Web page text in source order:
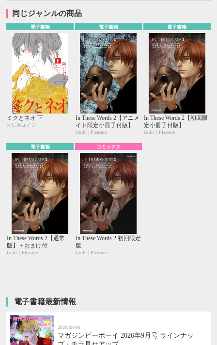
同じジャンルの商品
電子書籍
ミクとネオ 下
阿仁谷ユイジ
電子書籍
In These Words 2【アニメ
イト限定小冊子付版】
Guilt｜Pleasure
電子書籍
In These Words 2【初回限
定小冊子付版】
Guilt｜Pleasure
電子書籍
In These Words 2【通常
版】＋おまけ付
Guilt｜Pleasure
コミックス
In These Words 2 初回限定
版
Guilt｜Pleasure
電子書籍最新情報
2026/08/06
マガジンビーボーイ 2026年9月号 ラインナッ